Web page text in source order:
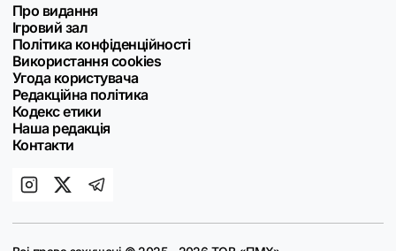
Про видання
Ігровий зал
Політика конфіденційності
Використання cookies
Угода користувача
Редакційна політика
Кодекс етики
Наша редакція
Контакти